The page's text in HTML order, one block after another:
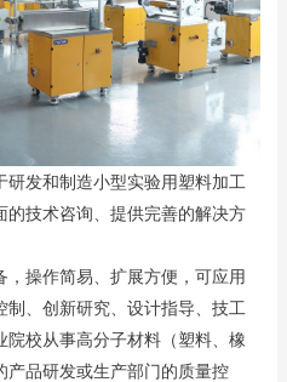
研发和制造小型实验用塑料加工
技术咨询、提供完善的解决方
操作简易、扩展方便，可应用
、创新研究、设计指导、技工
校从事高分子材料（塑料、橡
产品研发或生产部门的质量控